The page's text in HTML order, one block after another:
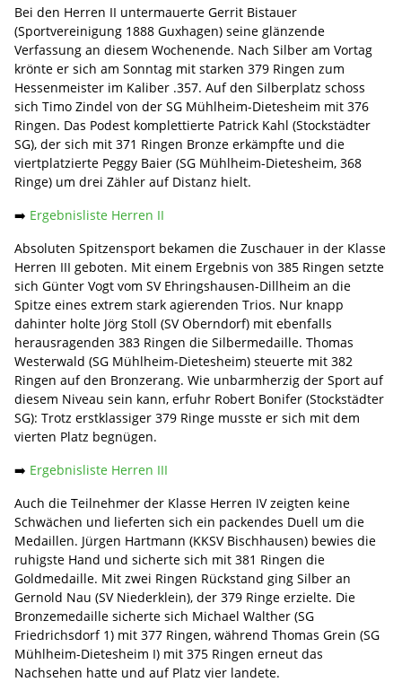
Bei den Herren II untermauerte Gerrit Bistauer
(Sportvereinigung 1888 Guxhagen) seine glänzende
Verfassung an diesem Wochenende. Nach Silber am Vortag
krönte er sich am Sonntag mit starken 379 Ringen zum
Hessenmeister im Kaliber .357. Auf den Silberplatz schoss
sich Timo Zindel von der SG Mühlheim-Dietesheim mit 376
Ringen. Das Podest komplettierte Patrick Kahl (Stockstädter
SG), der sich mit 371 Ringen Bronze erkämpfte und die
viertplatzierte Peggy Baier (SG Mühlheim-Dietesheim, 368
Ringe) um drei Zähler auf Distanz hielt.
➡️ Ergebnisliste Herren II
Absoluten Spitzensport bekamen die Zuschauer in der Klasse
Herren III geboten. Mit einem Ergebnis von 385 Ringen setzte
sich Günter Vogt vom SV Ehringshausen-Dillheim an die
Spitze eines extrem stark agierenden Trios. Nur knapp
dahinter holte Jörg Stoll (SV Oberndorf) mit ebenfalls
herausragenden 383 Ringen die Silbermedaille. Thomas
Westerwald (SG Mühlheim-Dietesheim) steuerte mit 382
Ringen auf den Bronzerang. Wie unbarmherzig der Sport auf
diesem Niveau sein kann, erfuhr Robert Bonifer (Stockstädter
SG): Trotz erstklassiger 379 Ringe musste er sich mit dem
vierten Platz begnügen.
➡️ Ergebnisliste Herren III
Auch die Teilnehmer der Klasse Herren IV zeigten keine
Schwächen und lieferten sich ein packendes Duell um die
Medaillen. Jürgen Hartmann (KKSV Bischhausen) bewies die
ruhigste Hand und sicherte sich mit 381 Ringen die
Goldmedaille. Mit zwei Ringen Rückstand ging Silber an
Gernold Nau (SV Niederklein), der 379 Ringe erzielte. Die
Bronzemedaille sicherte sich Michael Walther (SG
Friedrichsdorf 1) mit 377 Ringen, während Thomas Grein (SG
Mühlheim-Dietesheim I) mit 375 Ringen erneut das
Nachsehen hatte und auf Platz vier landete.